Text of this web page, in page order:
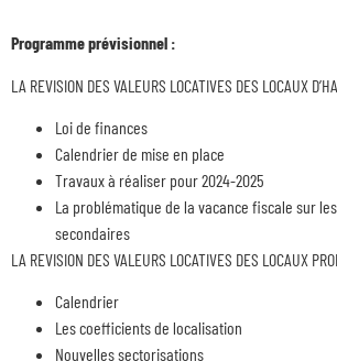
Programme prévisionnel :
LA REVISION DES VALEURS LOCATIVES DES LOCAUX
Loi de finances
Calendrier de mise en place
Travaux à réaliser pour 2024-2025
La problématique de la vacance fiscale sur
secondaires
LA REVISION DES VALEURS LOCATIVES DES LOCAUX
Calendrier
Les coefficients de localisation
Nouvelles sectorisations